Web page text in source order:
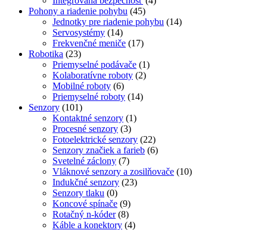
Pohony a riadenie pohybu (45)
Jednotky pre riadenie pohybu (14)
Servosystémy (14)
Frekvenčné meniče (17)
Robotika (23)
Priemyselné podávače (1)
Kolaboratívne roboty (2)
Mobilné roboty (6)
Priemyselné roboty (14)
Senzory (101)
Kontaktné senzory (1)
Procesné senzory (3)
Fotoelektrické senzory (22)
Senzory značiek a farieb (6)
Svetelné záclony (7)
Vláknové senzory a zosilňovače (10)
Indukčné senzory (23)
Senzory tlaku (0)
Koncové spínače (9)
Rotačný n-kóder (8)
Káble a konektory (4)